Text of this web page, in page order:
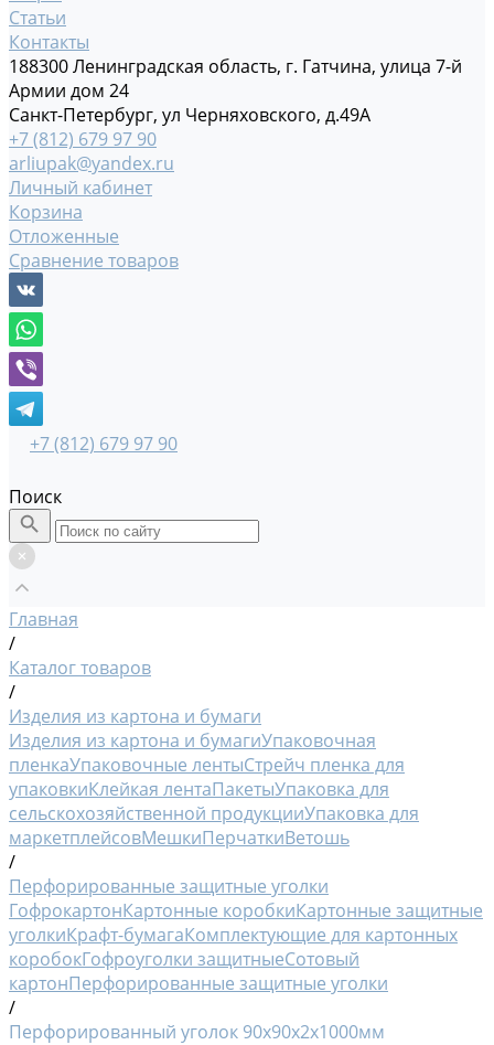
Статьи
Контакты
188300 Ленинградская область, г. Гатчина, улица 7-й
Армии дом 24
Санкт-Петербург, ул Черняховского, д.49А
+7 (812) 679 97 90
arliupak@yandex.ru
Личный кабинет
Корзина
Отложенные
Сравнение товаров
+7 (812) 679 97 90
Поиск
Главная
/
Каталог товаров
/
Изделия из картона и бумаги
Изделия из картона и бумагиУпаковочная
пленкаУпаковочные лентыСтрейч пленка для
упаковкиКлейкая лентаПакетыУпаковка для
сельскохозяйственной продукцииУпаковка для
маркетплейсовМешкиПерчаткиВетошь
/
Перфорированные защитные уголки
ГофрокартонКартонные коробкиКартонные защитные
уголкиКрафт-бумагаКомплектующие для картонных
коробокГофроуголки защитныеСотовый
картонПерфорированные защитные уголки
/
Перфорированный уголок 90х90х2х1000мм